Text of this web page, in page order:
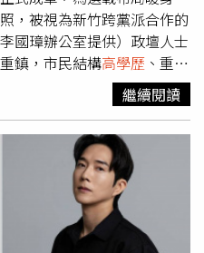
後，隨即將製成的半成品再
，讓麻黃素轉為氯假麻黃
進行氫化加工，從而製成安
運毒、晚上製毒，躲避警方
，透過酸化、氫化綠化等重
品轉移，繼續提煉直至安非
方後續也在現場起出第二級
公斤、第二級毒品甲基
斤、麻黃鹼成品毛重63.34
批證物，加上前一波逮獲謝
公斤氯假麻黃鹼、成品麻
，被視為新竹跨黨派合作的
國璋辦公室提供）政壇人士
鎮，市民結構高學歷 、重視
態的藍綠惡鬥早已感到厭
安與議員們討論拍照姿勢、
竹市議員陳慶齡說，基層真
、認真做事」的團隊團結在
在基礎建設、交通改善還是
高效率與有感的施政成績。
：「當前的新竹需要穩定的
黨派成見，共同推薦能帶領
繼續閱讀